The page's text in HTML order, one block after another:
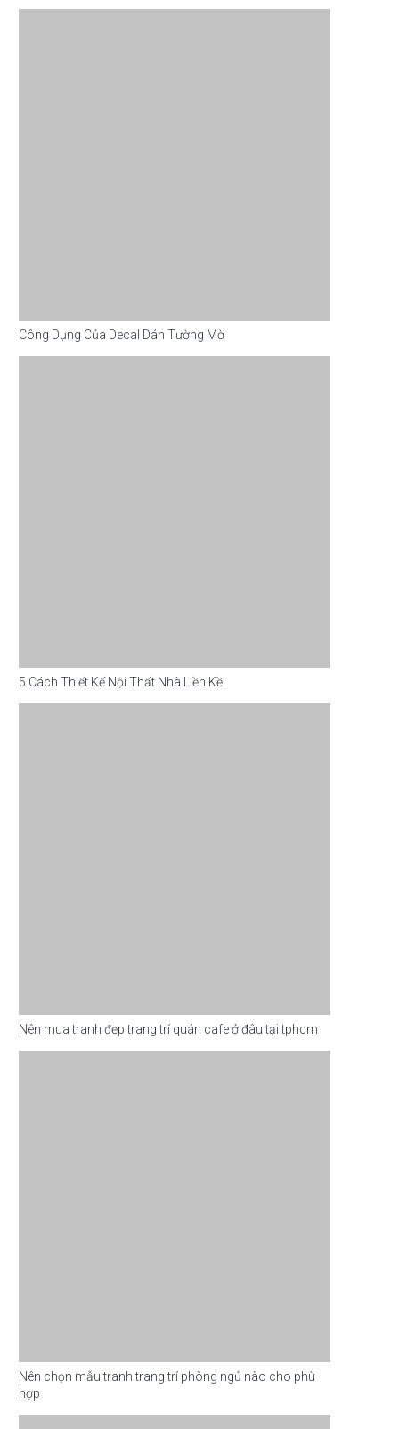
Công Dụng Của Decal Dán Tường Mờ
5 Cách Thiết Kế Nội Thất Nhà Liền Kề
Nên mua tranh đẹp trang trí quán cafe ở đâu tại tphcm
Nên chọn mẫu tranh trang trí phòng ngủ nào cho phù
hợp